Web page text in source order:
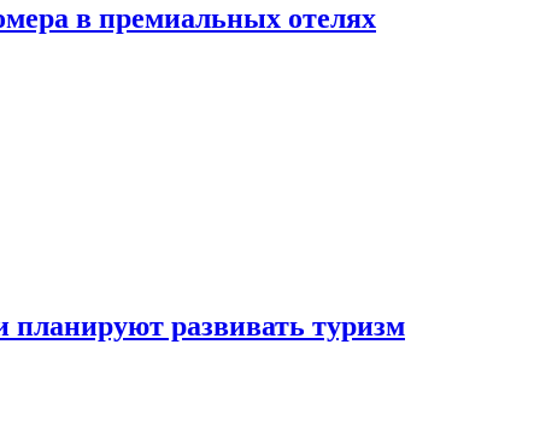
в премиальных отелях
планируют развивать туризм